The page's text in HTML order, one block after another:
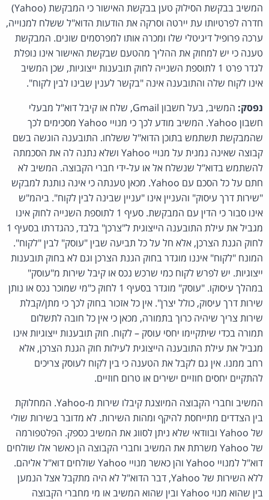
המשיב בבקשת הסילוק טען בבקשת האישור כי המבקשת (Yahoo)
חדרה לפרטיותו עת יירטה וסרקה את הודעות הדוא"ל ששלח למנוייה,
ערכה פרופיל דיגיטלי שלו ומכרה אותו למפרסמים שונים. המבקשת
טענה כי יש למחוק את ההליך מהטעם שבקשת האישור אינו נופלת
לגדר פרט 1 לתוספת השנייה לחוק תובענות ייצוגיות, שכן המשיב
אינו לקוח שלה והתובענה אינה "בקשר לענין שבינו לבין לקוח".
נפסק:
המשיב, בעל חשבון Gmail, שלח או קיבל דוא"ל מבעלי
חשבון Yahoo. המשיב מודע לכך כי מנויי Yahoo מסכימים לכך
שהמבקשת תשתמש בתוכן הדוא"ל ששלחו. התובענה הוגשה בשם
קבוצה שאינה נמנית על מנויי Yahoo ושלא נתנה לה את הסכמתה
להשתמש בדוא"ל שנשלח אל או על-ידי חברי הקבוצה. המשיב לא
חתם על כל הסכם עם Yahoo. מכאן טענתה כי אינה נותנת למבקש
"שירות דרך עיסוק" והעניין אינו "עניין שבינה לבין לקוח". ביהמ"ש
אינו סבור כי הדין עם המבקשת. סעיף 1 לתוספת השנייה לחוק אינו
מגביל את עילת התובענה הייצוגית ל"צרכן" בלבד, כהגדרתו בסעיף 1
לחוק הגנת הצרכן, אלא חל על כל תביעה שבין "עוסק" לבין "לקוח".
המונח "לקוח" איננו מוגדר בחוק הגנת הצרכן וגם לא בחוק תובענות
ייצוגיות. יש לפרש לקוח כמי שרכש נכס או קיבל שירות מ"עוסק"
במהלך עיסוקו. "עוסק" מוגדר בסעיף 1 לחוק כ"מי שמוכר נכס או נותן
שירות דרך עיסוק, כולל יצרן". אין כל אזכור בחוק לכך כי מתן/קבלת
שירות צריך שיהיה כרוך בתמורה, מכאן כי אין כל חובה לתשלום
תמורה בכדי שיתקיימו יחסי עוסק – לקוח. חוק תובענות ייצוגיות אינו
מגביל את עילת התובענה הייצוגית לעילות חוק הגנת הצרכן, אלא
רחב ממנו. אין גם לקבל את הטענה כי בין לקוח לעוסק צריכים
להתקיים יחסים חוזיים ישירים או טרום חוזיים.
המשיב וחברי הקבוצה המיוצגת קיבלו שירות מ-Yahoo. המחלוקת
בין הצדדים מתייחסת להיקף ומהות השירות. לא מדובר בשירות שולי
של Yahoo ובוודאי שלא ניתן לסווג את המשיב כספק. הפלטפורמה
של Yahoo משרתת את המשיב וחברי הקבוצה הן כאשר אלו שולחים
דוא"ל למנויי Yahoo והן כאשר מנויי Yahoo שולחים דוא"ל אליהם.
ללא השירות של Yahoo, דבר הדוא"ל לא היה מתקבל אצל הנמען
בין שהוא מנוי Yahoo ובין שהוא המשיב או מי מחברי הקבוצה